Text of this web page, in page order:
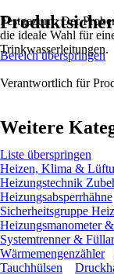
Festgezurrt: Der
die ideale Wahl für
Trinkwasserleitungen.
Bereich überspringen
Verantwortlich für
Weitere
Liste überspringen
Heizen, Klima &
Heizungstechnik
Heizungsabsperrhähne
Sicherheitsgruppe
Heizungsmanometer
Systemtrenner &
Wärmemengenzähler
Tauchhülsen